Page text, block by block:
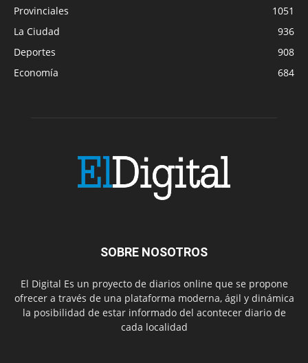
Provinciales
1051
La Ciudad
936
Deportes
908
Economía
684
SOBRE NOSOTROS
El Digital Es un proyecto de diarios online que se propone
ofrecer a través de una plataforma moderna, ágil y dinámica
la posibilidad de estar informado del acontecer diario de
cada localidad